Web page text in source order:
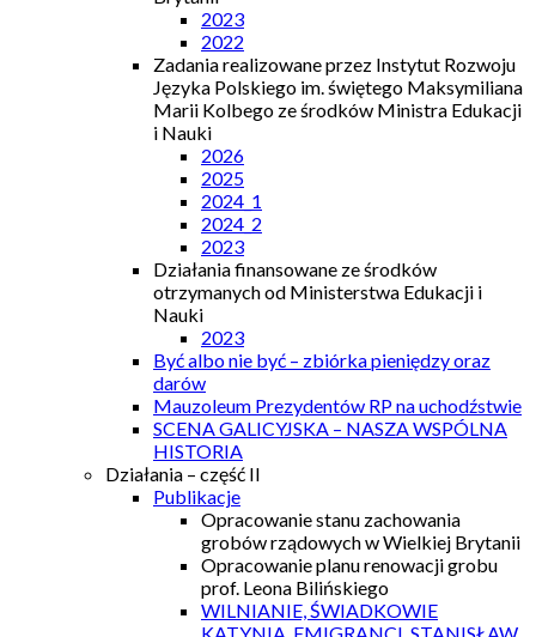
2023
2022
Zadania realizowane przez Instytut Rozwoju
Języka Polskiego im. świętego Maksymiliana
Marii Kolbego ze środków Ministra Edukacji
i Nauki
2026
2025
2024_1
2024_2
2023
Działania finansowane ze środków
otrzymanych od Ministerstwa Edukacji i
Nauki
2023
Być albo nie być – zbiórka pieniędzy oraz
darów
Mauzoleum Prezydentów RP na uchodźstwie
SCENA GALICYJSKA – NASZA WSPÓLNA
HISTORIA
Działania – część II
Publikacje
Opracowanie stanu zachowania
grobów rządowych w Wielkiej Brytanii
Opracowanie planu renowacji grobu
prof. Leona Bilińskiego
WILNIANIE, ŚWIADKOWIE